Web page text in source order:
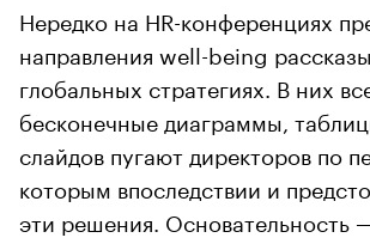
Нередко на HR-конференциях
направления well-being
глобальных стратегиях. В них
бесконечные диаграммы,
слайдов пугают директоров по
которым впоследствии и
эти решения. Основательность